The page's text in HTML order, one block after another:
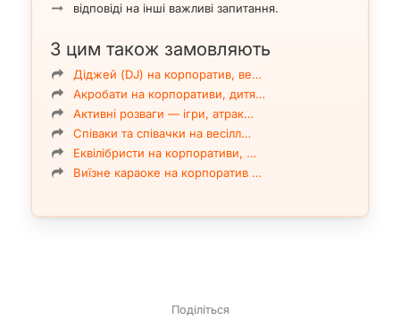
відповіді на інші важливі запитання.
З цим також замовляють
Діджей (DJ) на корпоратив, ве…
Акробати на корпоративи, дитя…
Активні розваги — ігри, атрак…
Співаки та співачки на весілл…
Еквілібристи на корпоративи, …
Виїзне караоке на корпоратив …
Поділіться